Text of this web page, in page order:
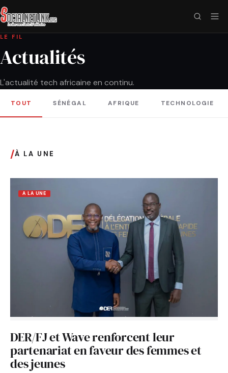
LE FIL
Actualités
L'actualité tech africaine en continu.
TOUT SÉNÉGAL AFRIQUE TECHNOLOGIE
/À LA UNE
A LA UNE
DER/FJ et Wave renforcent leur
partenariat en faveur des femmes et
des jeunes